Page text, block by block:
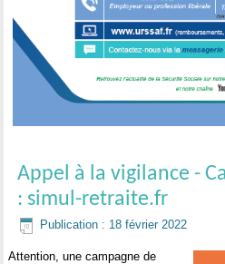
Appel à la vigilance -
: simul-retraite.fr
Publication : 18 février 2022
Attention, une campagne de